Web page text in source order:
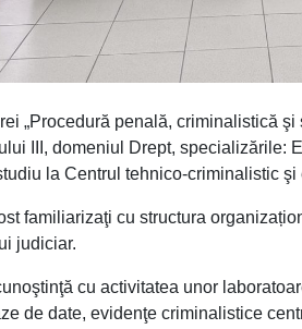
„Procedură penală, criminalistică
III, domeniul Drept, specializările:
la Centrul tehnico-criminalistic
familiarizaţi cu structura
judiciar.
cu activitatea unor
de date, evidenţe criminalistice